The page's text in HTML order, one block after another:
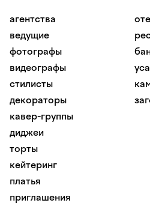
агентства
ведущие
фотографы
видеографы
стилисты
декораторы
кавер-группы
диджеи
торты
кейтеринг
платья
приглашения